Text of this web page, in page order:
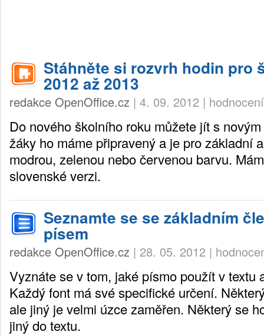
Stáhněte si rozvrh hodin pro
2012 až 2013
redakce OpenOffice.cz | 4. 09. 2012 |
Do nového školního roku můžete jít s
žáky ho máme připravený a je pro základní
modrou, zelenou nebo červenou barvu.
slovenské verzi.
Seznamte se se základním
písem
redakce OpenOffice.cz | 28. 05. 2012 |
Vyznáte se v tom, jaké písmo použít v textu
Každý font má své specifické určení.
ale jiný je velmi úzce zaměřen. Některý se
jiný do textu.